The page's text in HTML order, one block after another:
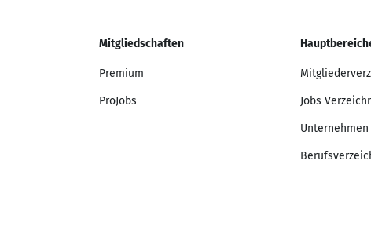
Mitgliedschaften
Premium
ProJobs Jobs
Unternehmen